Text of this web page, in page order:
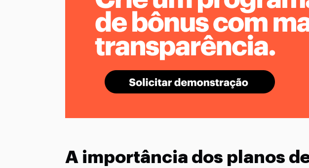
A importância dos planos